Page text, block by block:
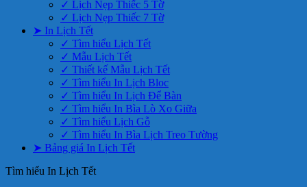
✓ Lịch Nẹp Thiếc 5 Tờ
✓ Lịch Nẹp Thiếc 7 Tờ
➤ In Lịch Tết
✓ Tìm hiểu Lịch Tết
✓ Mẫu Lịch Tết
✓ Thiết kế Mẫu Lịch Tết
✓ Tìm hiểu In Lịch Bloc
✓ Tìm hiểu In Lịch Để Bàn
✓ Tìm hiểu In Bìa Lò Xo Giữa
✓ Tìm hiểu Lịch Gỗ
✓ Tìm hiểu In Bìa Lịch Treo Tường
➤ Bảng giá In Lịch Tết
Tìm hiểu In Lịch Tết